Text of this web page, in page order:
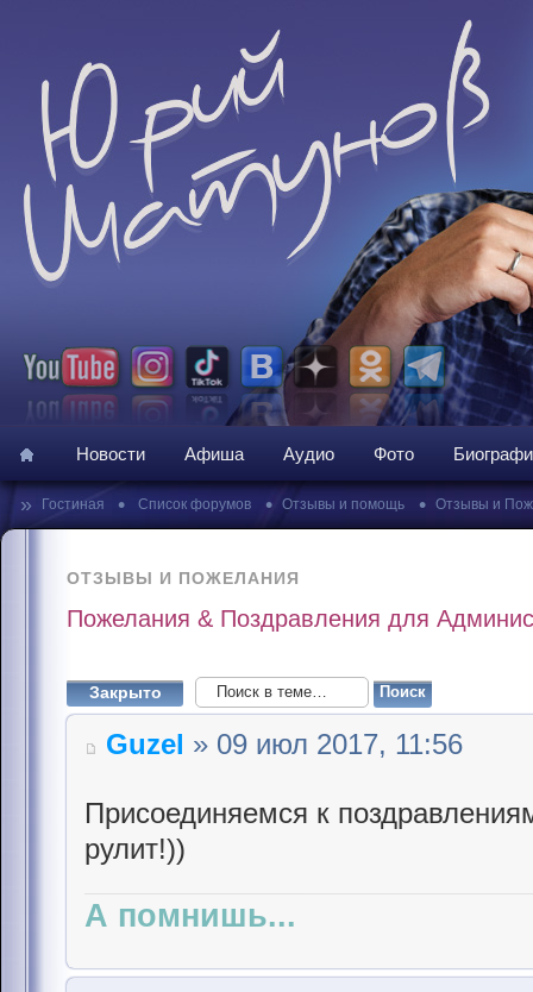
Новости Афиша Аудио Фото
» Гостиная • Список форумов • Отзывы и помощь • Отзывы и
ОТЗЫВЫ И ПОЖЕЛАНИЯ
Пожелания & Поздравления для
Закрыто
Guzel » 09 июл 2017, 11:56
Присоединяемся к
рулит!))
А помнишь...